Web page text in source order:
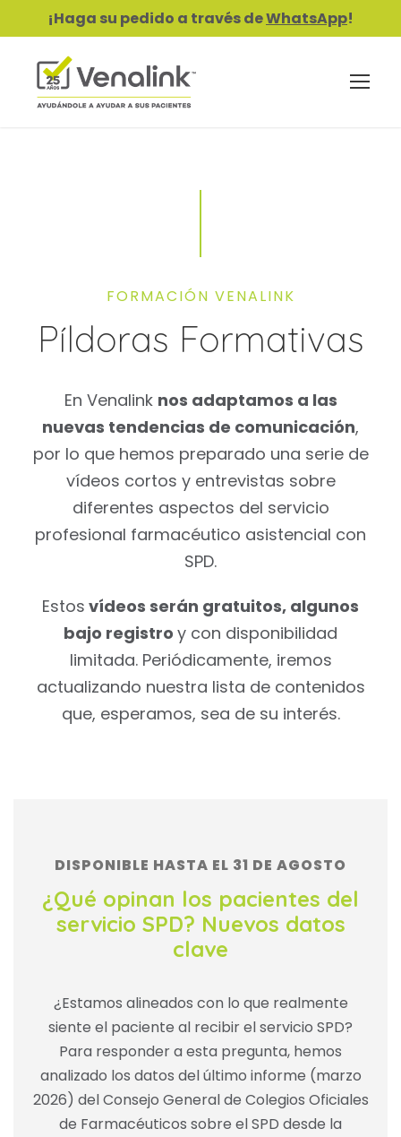
¡Haga su pedido a través deWhatsApp!
FORMACIÓN VENALINK
Píldoras Formativas
En Venalink nos adaptamos a las
nuevas tendencias de comunicación,
por lo que hemos preparado una serie de
vídeos cortos y entrevistas sobre
diferentes aspectos del servicio
profesional farmacéutico asistencial con
SPD.
Estos vídeos serán gratuitos, algunos
bajo registro y con disponibilidad
limitada. Periódicamente, iremos
actualizando nuestra lista de contenidos
que, esperamos, sea de su interés.
DISPONIBLE HASTA EL 31 DE AGOSTO
¿Qué opinan los pacientes del
servicio SPD? Nuevos datos
clave
¿Estamos alineados con lo que realmente
siente el paciente al recibir el servicio SPD?
Para responder a esta pregunta, hemos
analizado los datos del último informe (marzo
2026) del Consejo General de Colegios Oficiales
de Farmacéuticos sobre el SPD desde la